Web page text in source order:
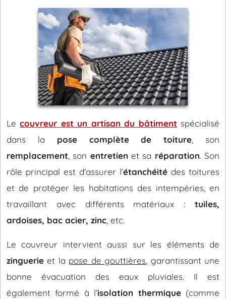
Lecouvreur est un artisan du bâtiment spécialisé
dans la pose complète de toiture , son
remplacement , son entretien et sa réparation. Son
rôle principal est d'assurer l’étanchéité des toitures
et de protéger les habitations des intempéries, en
travaillant avec différents matériaux : tuiles,
ardoises, bac acier, zinc , etc.
Le couvreur intervient aussi sur les éléments de
zinguerie et la pose de gouttières , garantissant une
bonne évacuation des eaux pluviales. Il est
également formé à l’isolation thermique(comme